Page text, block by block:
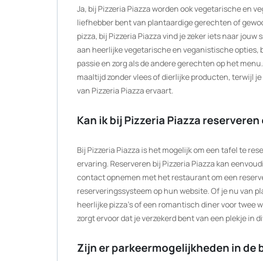
Ja, bij Pizzeria Piazza worden ook vegetarische en
liefhebber bent van plantaardige gerechten of
pizza, bij Pizzeria Piazza vind je zeker iets naar
aan heerlijke vegetarische en veganistische
passie en zorg als de andere gerechten op het
maaltijd zonder vlees of dierlijke producten, terwijl
van Pizzeria Piazza ervaart.
Kan ik bij Pizzeria Piazza
Bij Pizzeria Piazza is het mogelijk om een tafel te
ervaring. Reserveren bij Pizzeria Piazza kan
contact opnemen met het restaurant om een
reserveringssysteem op hun website. Of je nu van
heerlijke pizza’s of een romantisch diner voor twee
zorgt ervoor dat je verzekerd bent van een plekje in
Zijn er parkeermogelijkheden in de